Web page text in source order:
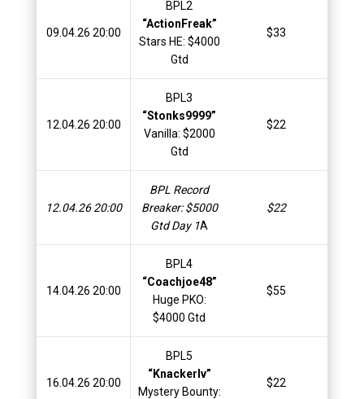
09.04.26 20:00
BPL2
“ActionFreak”
Stars HE: $4000
Gtd
$33
12.04.26 20:00
BPL3
“Stonks9999”
Vanilla: $2000
Gtd
$22
12.04.26 20:00
BPL Record
Breaker: $5000
Gtd Day 1A
$22
14.04.26 20:00
BPL4
“Coachjoe48”
Huge PKO:
$4000 Gtd
$55
16.04.26 20:00
BPL5
“Knackerlv”
Mystery Bounty:
$22